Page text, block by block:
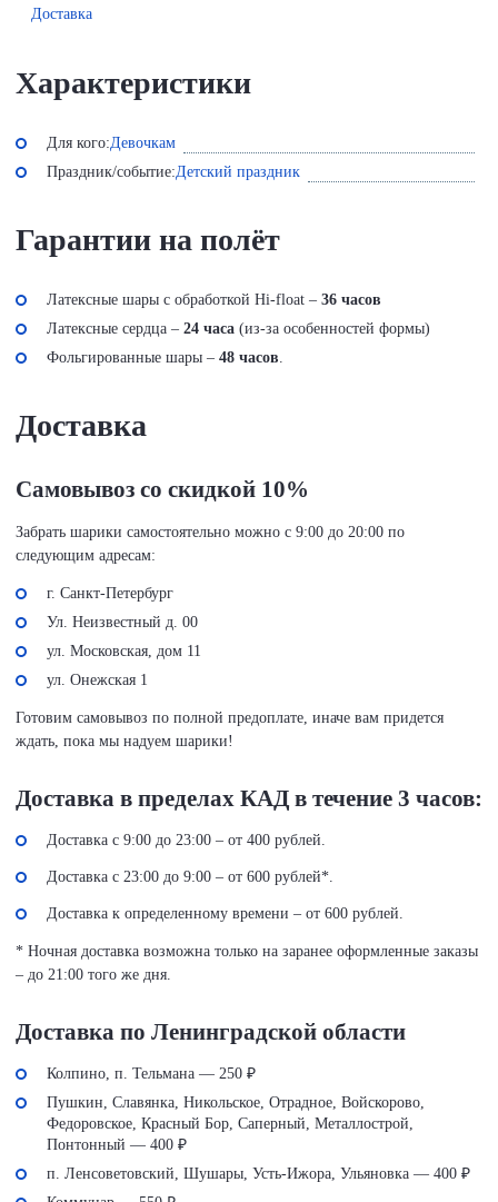
Доставка
Характеристики
Для кого:Девочкам
Праздник/событие:Детский праздник
Гарантии на полёт
Латексные шары с обработкой Hi-float – 36 часов
Латексные сердца – 24 часа (из-за особенностей формы)
Фольгированные шары – 48 часов
Доставка
Самовывоз со скидкой 10%
Забрать шарики самостоятельно можно с 9:00 до 20:00 по
следующим адресам:
г. Санкт-Петербург
Ул. Неизвестный д. 00
ул. Московская, дом 11
ул. Онежская 1
Готовим самовывоз по полной предоплате, иначе вам придется
ждать, пока мы надуем шарики!
Доставка в пределах КАД в течение 3 часов:
Доставка с 9:00 до 23:00 – от 400 рублей.
Доставка с 23:00 до 9:00 – от 600 рублей*.
Доставка к определенному времени – от 600 рублей.
* Ночная доставка возможна только на заранее оформленные заказы
– до 21:00 того же дня.
Доставка по Ленинградской области
Колпино, п. Тельмана — 250 ₽
Пушкин, Славянка, Никольское, Отрадное, Войскорово,
Федоровское, Красный Бор, Саперный, Металлострой,
Понтонный — 400 ₽
п. Ленсоветовский, Шушары, Усть-Ижора, Ульяновка — 400 ₽